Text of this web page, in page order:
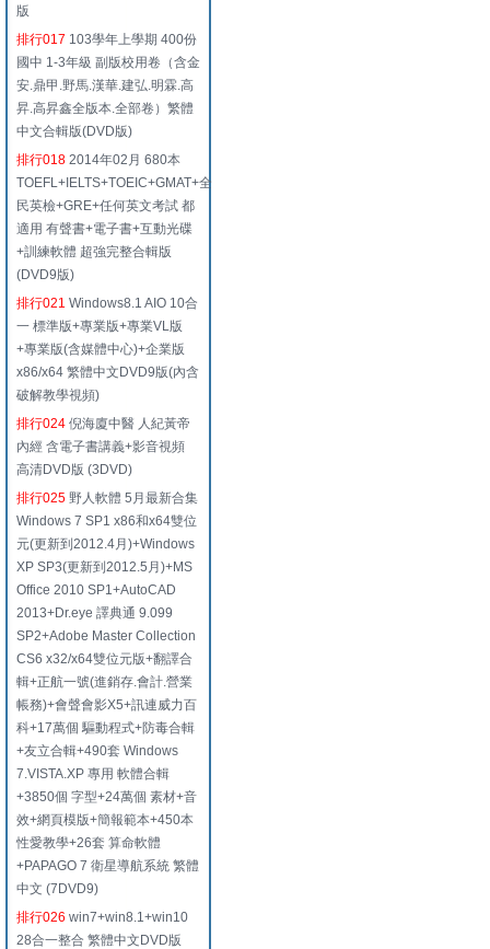
版
排行017 103學年上學期 400份
國中 1-3年級 副版校用卷（含金
安.鼎甲.野馬.漢華.建弘.明霖.高
昇.高昇鑫全版本.全部卷）繁體
中文合輯版(DVD版)
排行018 2014年02月 680本
TOEFL+IELTS+TOEIC+GMAT+全
民英檢+GRE+任何英文考試 都
適用 有聲書+電子書+互動光碟
+訓練軟體 超強完整合輯版
(DVD9版)
排行021 Windows8.1 AIO 10合
一 標準版+專業版+專業VL版
+專業版(含媒體中心)+企業版
x86/x64 繁體中文DVD9版(內含
破解教學視頻)
排行024 倪海廈中醫 人紀黃帝
內經 含電子書講義+影音視頻
高清DVD版 (3DVD)
排行025 野人軟體 5月最新合集
Windows 7 SP1 x86和x64雙位
元(更新到2012.4月)+Windows
XP SP3(更新到2012.5月)+MS
Office 2010 SP1+AutoCAD
2013+Dr.eye 譯典通 9.099
SP2+Adobe Master Collection
CS6 x32/x64雙位元版+翻譯合
輯+正航一號(進銷存.會計.營業
帳務)+會聲會影X5+訊連威力百
科+17萬個 驅動程式+防毒合輯
+友立合輯+490套 Windows
7.VISTA.XP 專用 軟體合輯
+3850個 字型+24萬個 素材+音
效+網頁模版+簡報範本+450本
性愛教學+26套 算命軟體
+PAPAGO 7 衛星導航系統 繁體
中文 (7DVD9)
排行026 win7+win8.1+win10
28合一整合 繁體中文DVD版